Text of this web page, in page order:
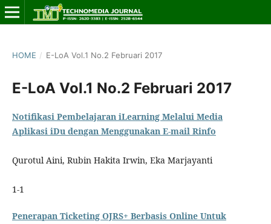
HOME / E-LoA Vol.1 No.2 Februari 2017
E-LoA Vol.1 No.2 Februari 2017
Notifikasi Pembelajaran iLearning Melalui Media
Aplikasi iDu dengan Menggunakan E-mail Rinfo
Qurotul Aini, Rubin Hakita Irwin, Eka Marjayanti
1-1
Penerapan Ticketing OJRS+ Berbasis Online Untuk